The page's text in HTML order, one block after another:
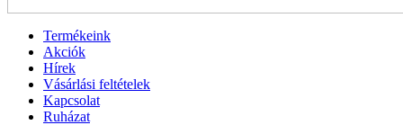
Termékeink
Akciók
Hírek
Vásárlási feltételek
Kapcsolat
Ruházat